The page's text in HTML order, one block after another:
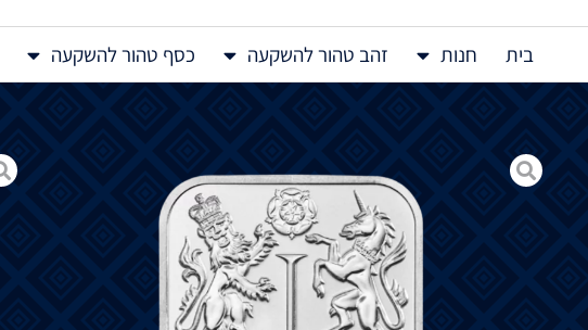
בית חנות זהב טהור להשקעה כסף טהור להשקעה